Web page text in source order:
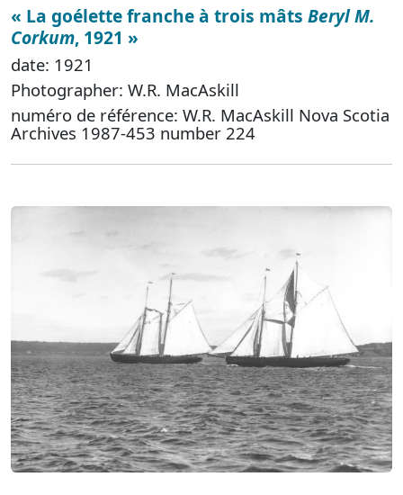
« La goélette franche à trois mâts Beryl M.
Corkum, 1921 »
date: 1921
Photographer: W.R. MacAskill
numéro de référence: W.R. MacAskill Nova Scotia
Archives 1987-453 number 224